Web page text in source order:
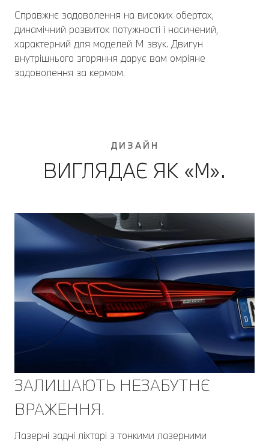
Справжнє задоволення на високих обертах,
динамічний розвиток потужності і насичений,
характерний для моделей M звук. Двигун
внутрішнього згоряння дарує вам омріяне
задоволення за кермом.
ДИЗАЙН
ВИГЛЯДАЄ ЯК «М».
ЗАЛИШАЮТЬ НЕЗАБУТНЄ
ВРАЖЕННЯ.
Лазерні задні ліхтарі з тонкими лазерними